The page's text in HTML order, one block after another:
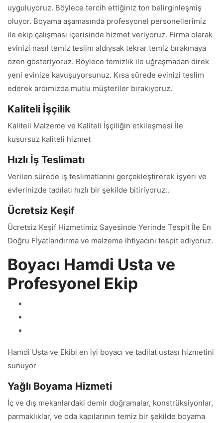
uyguluyoruz. Böylece tercih ettiğiniz ton belirginleşmiş
oluyor. Boyama aşamasında profesyonel personellerimiz
ile ekip çalışması içerisinde hizmet veriyoruz. Firma olarak
evinizi nasıl temiz teslim aldıysak tekrar temiz bırakmaya
özen gösteriyoruz. Böylece temizlik ile uğraşmadan direk
yeni evinize kavuşuyorsunuz. Kısa sürede evinizi teslim
ederek ardımızda mutlu müşteriler bırakıyoruz.
Kaliteli İşçilik
Kaliteli Malzeme ve Kaliteli İşçiliğin etkileşmesi İle
kusursuz kaliteli hizmet
Hızlı İş Teslimatı
Verilen sürede iş teslimatlarını gerçekleştirerek işyeri ve
evlerinizde tadılatı hızlı bir şekilde bitiriyoruz..
Ücretsiz Keşif
Ücretsiz Keşif Hizmetimiz Sayesinde Yerinde Tespit İle En
Doğru Fİyatlandırma ve malzeme ihtiyacını tespit ediyoruz.
Boyacı Hamdi Usta ve
Profesyonel Ekip
Hamdi Usta ve Ekibi en iyi boyacı ve tadilat ustası hizmetini
sunuyor
Yağlı Boyama Hizmeti
İç ve dış mekanlardaki demir doğramalar, konstrüksiyonlar,
parmaklıklar, ve oda kapılarının temiz bir şekilde boyama